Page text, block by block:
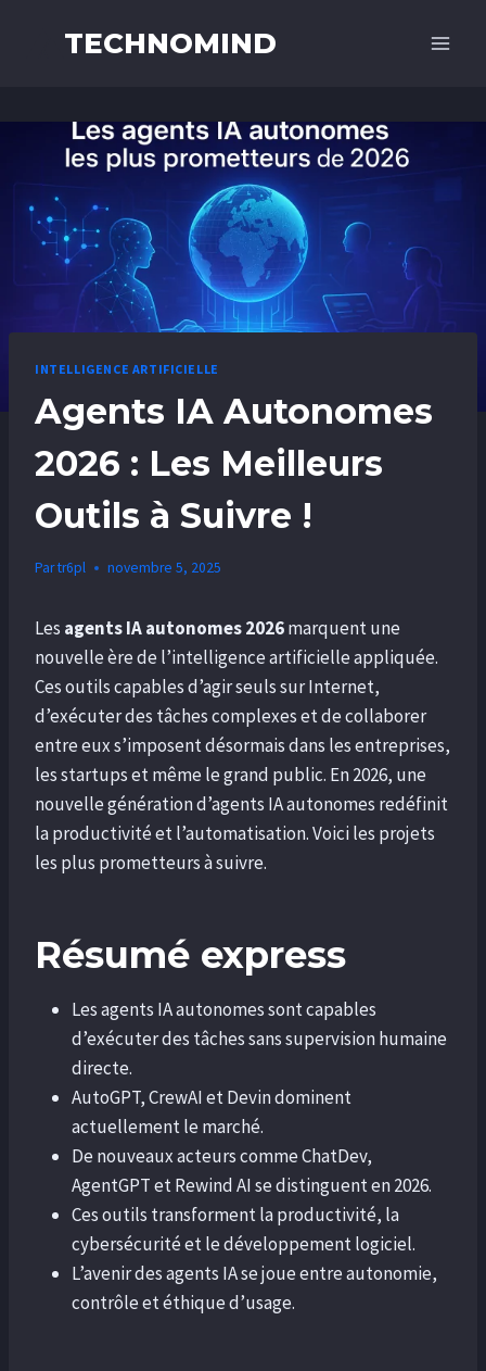
TECHNOMIND
INTELLIGENCE ARTIFICIELLE
Agents IA Autonomes
2026 : Les Meilleurs
Outils à Suivre !
Partr6pl novembre 5, 2025
Les agents IA autonomes 2026marquent une
nouvelle ère de l’intelligence artificielle appliquée.
Ces outils capables d’agir seuls sur Internet,
d’exécuter des tâches complexes et de collaborer
entre eux s’imposent désormais dans les entreprises,
les startups et même le grand public. En 2026, une
nouvelle génération d’agents IA autonomes redéfinit
la productivité et l’automatisation. Voici les projets
les plus prometteurs à suivre.
Résumé express
Les agents IA autonomes sont capables
d’exécuter des tâches sans supervision humaine
directe.
AutoGPT, CrewAI et Devin dominent
actuellement le marché.
De nouveaux acteurs comme ChatDev,
AgentGPT et Rewind AI se distinguent en 2026.
Ces outils transforment la productivité, la
cybersécurité et le développement logiciel.
L’avenir des agents IA se joue entre autonomie,
contrôle et éthique d’usage.